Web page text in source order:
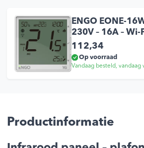
ENGO EONE-
230V – 16A – Wi-
112,34
Op voorraad
Vandaag besteld, vandaag
Productinformatie